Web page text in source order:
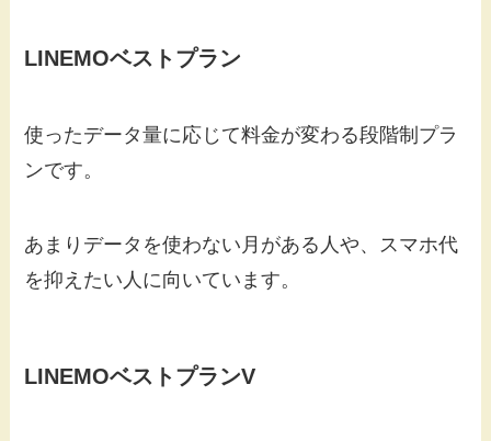
LINEMOベストプラン
使ったデータ量に応じて料金が変わる段階制プラ
ンです。
あまりデータを使わない月がある人や、スマホ代
を抑えたい人に向いています。
LINEMOベストプランV